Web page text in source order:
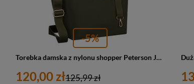
-5%
Torebka damska z nylonu shopper Peterson JN-10 duża A4 zielona
120,00 zł125,99 zł